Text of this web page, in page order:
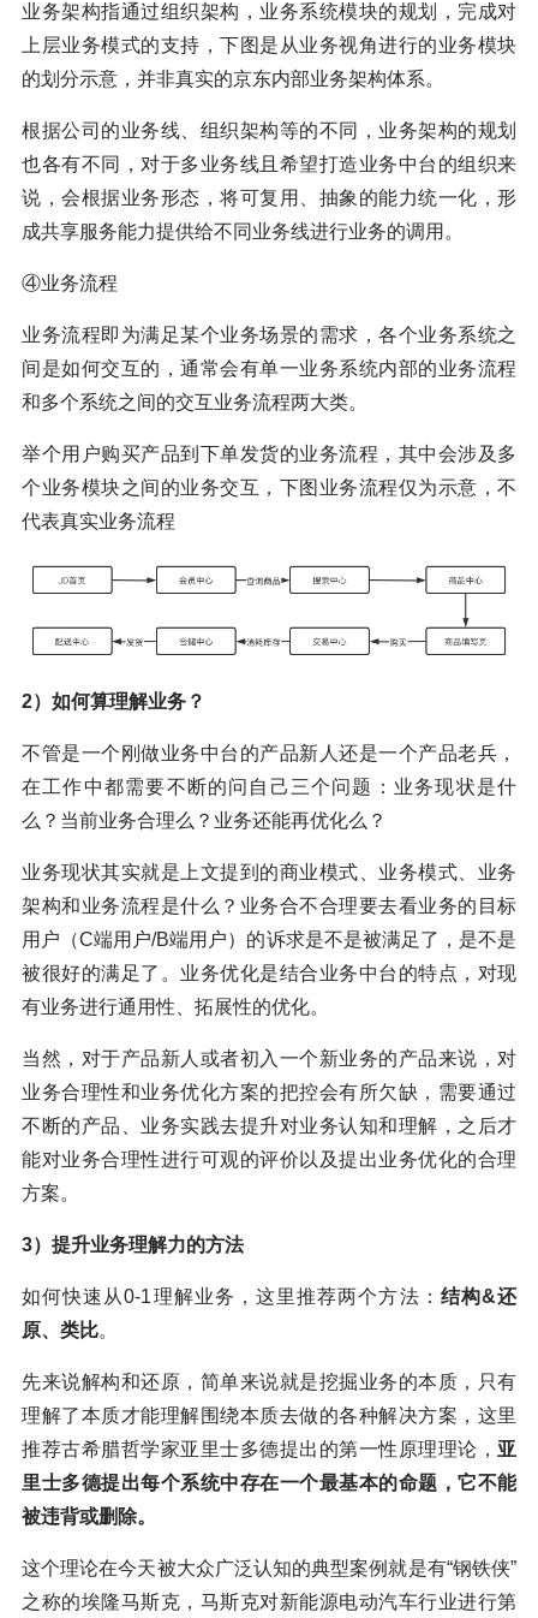
业务架构指通过组织架构，业务系统模块的规划，完成对
上层业务模式的支持，下图是从业务视角进行的业务模块
的划分示意，并非真实的京东内部业务架构体系。
根据公司的业务线、组织架构等的不同，业务架构的规划
也各有不同，对于多业务线且希望打造业务中台的组织来
说，会根据业务形态，将可复用、抽象的能力统一化，形
成共享服务能力提供给不同业务线进行业务的调用。
④业务流程
业务流程即为满足某个业务场景的需求，各个业务系统之
间是如何交互的，通常会有单一业务系统内部的业务流程
和多个系统之间的交互业务流程两大类。
举个用户购买产品到下单发货的业务流程，其中会涉及多
个业务模块之间的业务交互，下图业务流程仅为示意，不
代表真实业务流程
2）如何算理解业务？
不管是一个刚做业务中台的产品新人还是一个产品老兵，
在工作中都需要不断的问自己三个问题：业务现状是什
么？当前业务合理么？业务还能再优化么？
业务现状其实就是上文提到的商业模式、业务模式、业务
架构和业务流程是什么？业务合不合理要去看业务的目标
用户（C端用户/B端用户）的诉求是不是被满足了，是不是
被很好的满足了。业务优化是结合业务中台的特点，对现
有业务进行通用性、拓展性的优化。
当然，对于产品新人或者初入一个新业务的产品来说，对
业务合理性和业务优化方案的把控会有所欠缺，需要通过
不断的产品、业务实践去提升对业务认知和理解，之后才
能对业务合理性进行可观的评价以及提出业务优化的合理
方案。
3）提升业务理解力的方法
如何快速从0-1理解业务，这里推荐两个方法： 结构&还
原、类比。
先来说解构和还原，简单来说就是挖掘业务的本质，只有
理解了本质才能理解围绕本质去做的各种解决方案，这里
推荐古希腊哲学家亚里士多德提出的第一性原理理论， 亚
里士多德提出每个系统中存在一个最基本的命题，它不能
被违背或删除。
这个理论在今天被大众广泛认知的典型案例就是有“钢铁侠”
之称的埃隆马斯克，马斯克对新能源电动汽车行业进行第